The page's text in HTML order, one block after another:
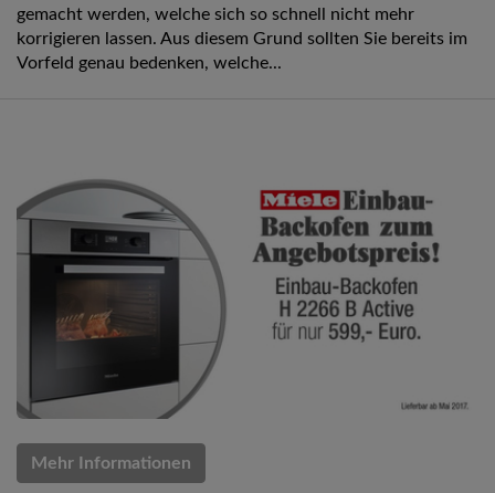
gemacht werden, welche sich so schnell nicht mehr
korrigieren lassen. Aus diesem Grund sollten Sie bereits im
Vorfeld genau bedenken, welche...
Mehr Informationen